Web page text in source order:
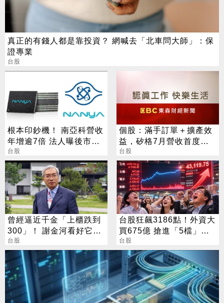
真正的有錢人都是靠投資？ 網喊去「北車問大師」：保
證專業
台股
根本印鈔機！ 南亞科營收
年增逾7倍 法人曝後市觀
察4指標
台股
個股：滿手訂單＋擴產效
益，矽格7月營收首度站
上20億元創高，後續會更
好
台股
曾經逼近千金「上櫃跌到
300」！ 謝金河看好它：
台灣生技的下一道光
台股
台股狂飆3186點！外資大
買675億 搶進「5檔」
ETF
台股